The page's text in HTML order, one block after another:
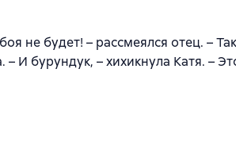
не будет! – рассмеялся отец. –
– И бурундук, – хихикнула Катя. –